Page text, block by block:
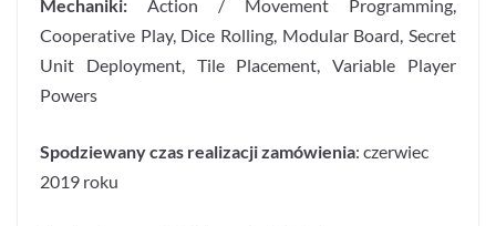
Mechaniki: Action / Movement Programming,
Cooperative Play, Dice Rolling, Modular Board, Secret
Unit Deployment, Tile Placement, Variable Player
Powers
Spodziewany czas realizacji zamówienia: czerwiec
2019 roku